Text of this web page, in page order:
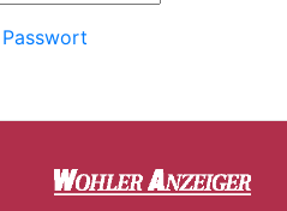
Passwort